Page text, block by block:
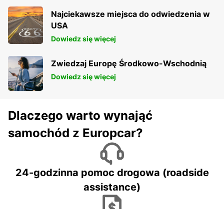
Najciekawsze miejsca do odwiedzenia w
USA
Dowiedz się więcej
Zwiedzaj Europę Środkowo-Wschodnią
Dowiedz się więcej
Dlaczego warto wynająć
samochód z Europcar?
24-godzinna pomoc drogowa (roadside
assistance)